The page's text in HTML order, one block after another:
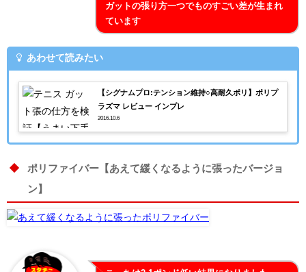
ガットの張り方一つでものすごい差が生まれ
ています
あわせて読みたい
【シグナムプロ:テンション維持○高耐久ポリ】ポリプ
ラズマ レビュー インプレ
2016.10.6
ポリファイバー【あえて緩くなるように張ったバージョ
ン】